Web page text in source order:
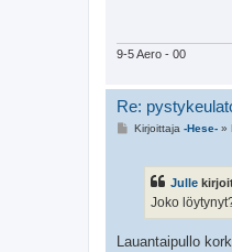
9-5 Aero - 00
Re:
VKirjoittaja -Hese-»
Julle
Joko
Lauantaipullo